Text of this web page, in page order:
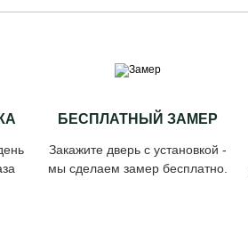
БЕСПЛАТНЫЙ ЗАМЕР
Закажите дверь с установкой -
мы сделаем замер бесплатно.